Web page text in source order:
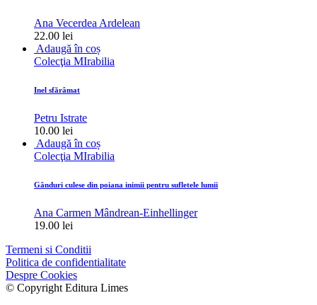
Ana Vecerdea Ardelean
22.00 lei
Adaugă în coș
Colecţia MIrabilia
Inel sfărâmat
Petru Istrate
10.00 lei
Adaugă în coș
Colecţia MIrabilia
Gânduri culese din poiana inimii pentru sufletele lumii
Ana Carmen Mândrean-Einhellinger
19.00 lei
Termeni si Conditii
Politica de confidentialitate
Despre Cookies
© Copyright Editura Limes